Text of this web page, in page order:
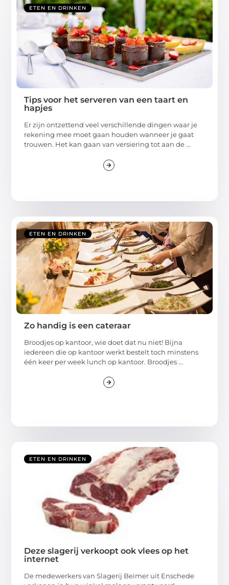
ETEN EN DRINKEN
Tips voor het serveren van een taart en
hapjes
Er zijn ontzettend veel verschillende dingen waar je
rekening mee moet gaan houden wanneer je gaat
trouwen. Het kan gaan van versiering tot aan de ...
ETEN EN DRINKEN
Zo handig is een cateraar
Broodjes op kantoor, wie doet dat nu niet! Bijna
iedereen die op kantoor werkt bestelt toch minstens
één keer per week lunch op kantoor. Broodjes ...
ETEN EN DRINKEN
Deze slagerij verkoopt ook vlees op het
internet
De medewerkers van Slagerij Beimer uit Enschede